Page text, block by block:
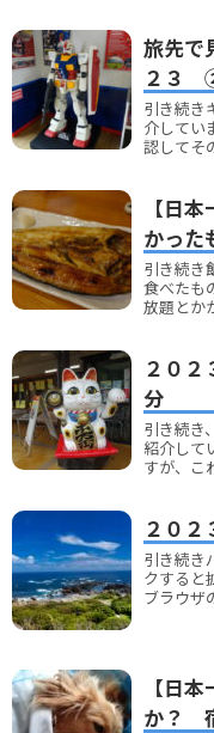
旅先で
２３
引き続き
介してい
認してそ
【日
かっ
引き続き
食べたも
放題とか
２０
分
引き続き
紹介して
すが、こ
２０
引き続き
クすると
ブラウザ
【日
か？